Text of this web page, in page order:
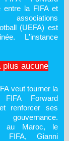
entre la FIFA et
(UEFA) est
L'instance
plus aucune
veut tourner la
Forward
renforcer ses
au Maroc, le
FIFA, Gianni